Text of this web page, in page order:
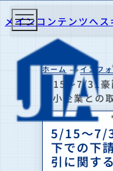
メインコンテンツへス
ホーム インフ
5/15～7/31
中小企業との
5/15～7/
下での下
引に関す